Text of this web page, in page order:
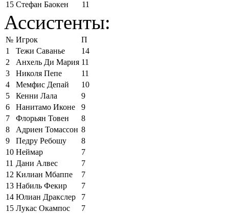
15 Стефан Баокен 11
Ассистенты:
№ Игрок
П
1
Тежи Саванье
14
2
Анхель Ди Мария 11
3
Николя Пепе
11
4
Мемфис Депай
10
5
Кенни Лала
9
6
Нанитамо Иконе
9
7
Флорьян Товен
8
8
Адриен Томассон 8
9
Педру Ребошу
8
10 Неймар
7
11 Дани Алвес
7
12 Килиан Мбаппе
7
13 Набиль Фекир
7
14 Юлиан Дракслер
7
15 Лукас Окампос 7